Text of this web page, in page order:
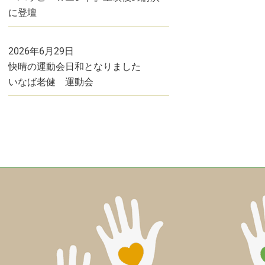
に登壇
2026年6月29日
快晴の運動会日和となりました
いなば老健 運動会